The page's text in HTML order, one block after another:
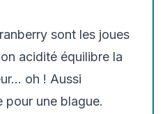
sont les joues
acidité équilibre la
oh ! Aussi
pour une blague.